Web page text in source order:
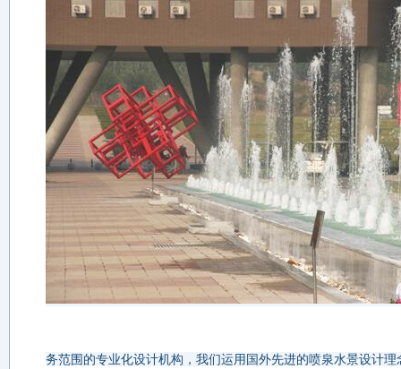
务范围的专业化设计机构，我们运用国外先进的喷泉水景设计